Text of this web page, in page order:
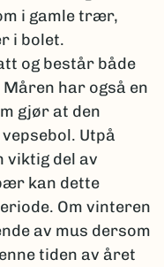
i gamle trær,
i bolet.
og består både
har også en
gjør at den
Utpå
viktig del av
kan dette
Om vinteren
av mus dersom
tiden av året